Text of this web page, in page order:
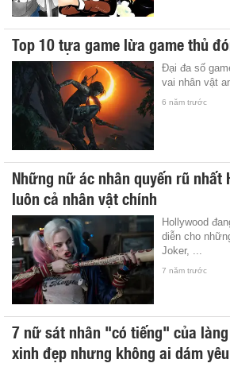
Top 10 tựa game lừa game thủ
Đại đa số
vai nhân vật
6 năm trước
Những nữ ác nhân quyến rũ nhất
luôn cả nhân vật chính
Hollywood
diễn cho
Joker, ...
7 năm trước
7 nữ sát nhân "có tiếng" của
xinh đẹp nhưng không ai dám yêu